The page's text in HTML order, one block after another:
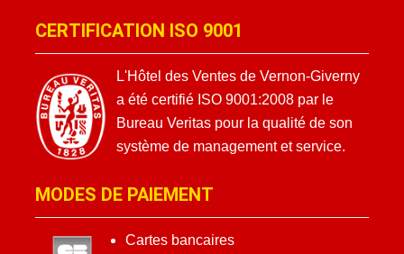
CERTIFICATION ISO 9001
L'Hôtel des Ventes de Vernon-Giverny
a été certifié ISO 9001:2008 par le
Bureau Veritas pour la qualité de son
système de management et service.
MODES DE PAIEMENT
Cartes bancaires